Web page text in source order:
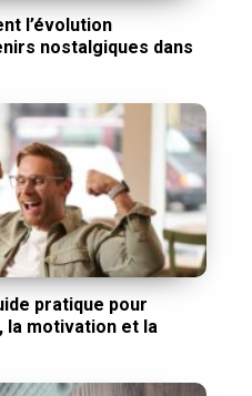
l’évolution
nostalgiques dans
pratique pour
la motivation et la